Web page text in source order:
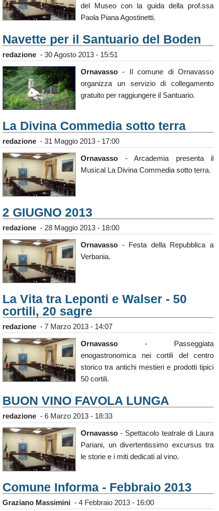
del Museo con la guida della prof.ssa
Paola Piana Agostinetti.
Navette per il Santuario del Boden
redazione - 30 Agosto 2013 - 15:51
Ornavasso - Il comune di Ornavasso
organizza un servizio di collegamento
gratuito per raggiungere il Santuario.
La Divina Commedia sotto terra
redazione - 31 Maggio 2013 - 17:00
Ornavasso - Arcademia presenta il
Musical La Divina Commedia sotto terra.
2 GIUGNO 2013
redazione - 28 Maggio 2013 - 18:00
Ornavasso - Festa della Repubblica a
Verbania.
La Vita tra Leponti e Walser - 50
cortili, 20 sagre
redazione - 7 Marzo 2013 - 14:07
Ornavasso - Passeggiata
enogastronomica nei cortili del centro
storico tra antichi mestieri e prodotti tipici
50 cortili.
BUON VINO FAVOLA LUNGA
redazione - 6 Marzo 2013 - 18:33
Ornavasso - Spettacolo teatrale di Laura
Pariani, un divertentissimo excursus tra
le storie e i miti dedicati al vino.
Comune Informa - Febbraio 2013
Graziano Massimini - 4 Febbraio 2013 - 16:00